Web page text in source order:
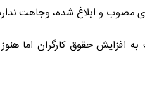
حقوق کارگران اما هنوز